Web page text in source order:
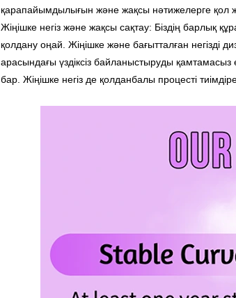
қарапайымдылығын және жақсы нәтижелерге қол
Жіңішке негіз және жақсы сақтау: Біздің барлық
қолдану оңай. Жіңішке және бағытталған негізді
арасындағы үздіксіз байланыстыруды қамтамасыз
бар. Жіңішке негіз де қолданбалы процесті